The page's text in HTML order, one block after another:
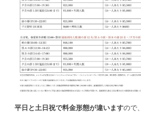
平日と土日祝で料金形態が違いますので、